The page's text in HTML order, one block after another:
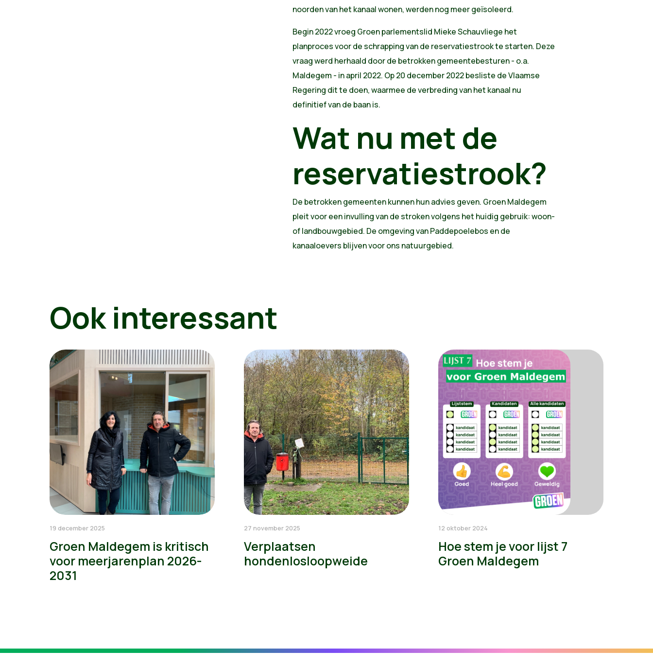
noorden van het kanaal wonen, werden nog meer geïsoleerd.
Begin 2022 vroeg Groen parlementslid Mieke Schauvliege het
planproces voor de schrapping van de reservatiestrook te starten. Deze
vraag werd herhaald door de betrokken gemeentebesturen - o.a.
Maldegem - in april 2022. Op 20 december 2022 besliste de Vlaamse
Regering dit te doen, waarmee de verbreding van het kanaal nu
definitief van de baan is.
Wat nu met de
reservatiestrook?
De betrokken gemeenten kunnen hun advies geven. Groen Maldegem
pleit voor een invulling van de stroken volgens het huidig gebruik: woon-
of landbouwgebied. De omgeving van Paddepoelebos en de
kanaaloevers blijven voor ons natuurgebied.
Ook interessant
19 december 2025
Groen Maldegem is kritisch
voor meerjarenplan 2026-
2031
27 november 2025
Verplaatsen
hondenlosloopweide
12 oktober 2024
Hoe stem je voor lijst 7
Groen Maldegem